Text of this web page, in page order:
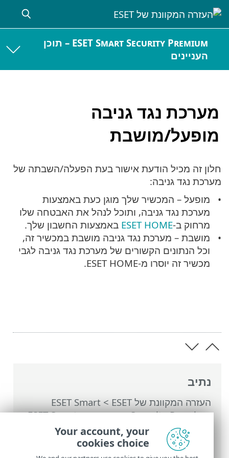
ESET Smart Security Premium – תוכן
העניינים
מערכת נגד גניבה
מופעל/מושבת
נתיב
העזרה המקוונת של ESET >
ESET Smart
Security Premium
>
עבודה עם ESET Smart
Security Premium
>הגדרות> כלי אבטחה
מערכת נגד גניבה> חלונות דו-שיח - מערכת
נגד גניבה > מאופשר מערכת נגד גניבה
חלון זה מכיל הודעת אישור בעת הפעלה/השבתה של
מערכת נגד גניבה:
מופעל – המכשיר שלך מוגן כעת באמצעות
מערכת נגד גניבה, ותוכל לנהל את האבטחה שלו
מרחוק ב-ESET HOME באמצעות החשבון שלך.
מושבת – מערכת נגד גניבה מושבת במכשיר זה,
וכל הנתונים הקשורים של מערכת נגד גניבה לגבי
מכשיר זה יוסרו מ-ESET HOME.
Your account, your
cookies choice